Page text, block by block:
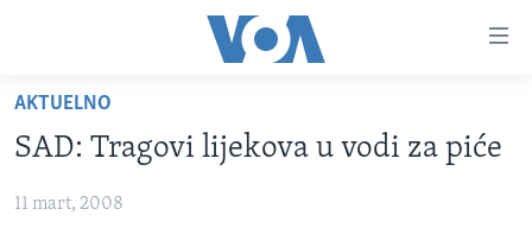
glavni
sadržaj
naFOTOGRAFIJE DANA
AKTUELNO
SAD: Tragovi lijekova u vodi za piće
11 mart, 2008